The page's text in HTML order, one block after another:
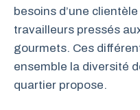
besoins d’une
travailleurs pressés
gourmets. Ces
ensemble la diversité
quartier propose.